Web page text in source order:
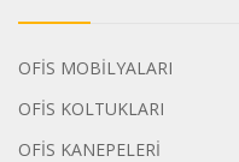
OFİS MOBİLYALARI
OFİS KOLTUKLARI
OFİS KANEPELERİ